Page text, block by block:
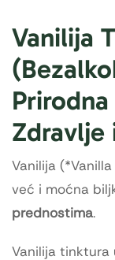
Vanilija
Zdravlje
Vanilija
već i moćna
prednostima.
Vanilija tinktura